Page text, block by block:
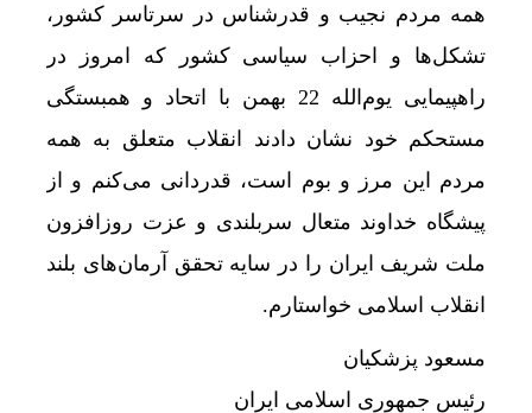
همه مردم نجیب و قدرشناس در سرتاسر کشور،
تشکل‌ها و احزاب سیاسی کشور که امروز در
راهپیمایی یوم‌الله 22 بهمن با اتحاد و همبستگی
مستحکم خود نشان دادند انقلاب متعلق به همه
مردم این مرز و بوم است، قدردانی می‌کنم و از
پیشگاه خداوند متعال سربلندی و عزت روزافزون
ملت شریف ایران را در سایه تحقق آرمان‌های بلند
انقلاب اسلامی خواستارم.
مسعود پزشکیان
رئیس جمهوری اسلامی ایران